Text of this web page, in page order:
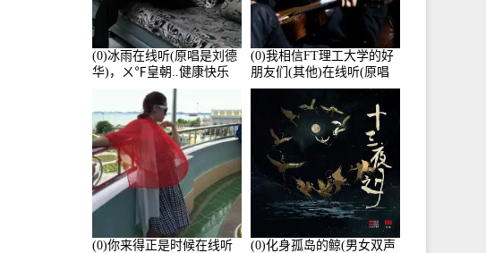
(0)冰雨在线听(原唱是刘德
华)，ㄨ℉皇朝..健康快乐
演唱点播:26643次
(0)我相信FT理工大学的好
朋友们(其他)在线听(原唱
是杨培安)，老乔演唱点
播:23714次
(0)你来得正是时候在线听
(0)化身孤岛的鲸(男女双声